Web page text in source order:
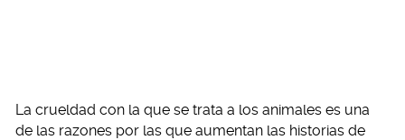
La crueldad con la que se trata a los animales es una
de las razones por las que aumentan las historias de